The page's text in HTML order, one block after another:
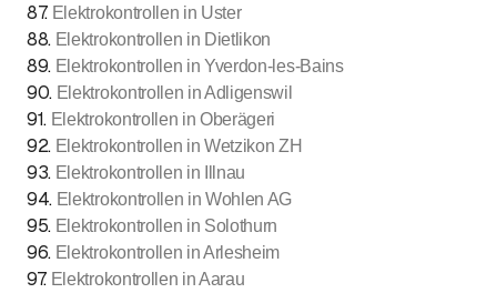
87. Elektrokontrollen in Uster
88. Elektrokontrollen in Dietlikon
89. Elektrokontrollen in Yverdon-les-Bains
90. Elektrokontrollen in Adligenswil
91. Elektrokontrollen in Oberägeri
92. Elektrokontrollen in Wetzikon ZH
93. Elektrokontrollen in Illnau
94. Elektrokontrollen in Wohlen AG
95. Elektrokontrollen in Solothurn
96. Elektrokontrollen in Arlesheim
97. Elektrokontrollen in Aarau